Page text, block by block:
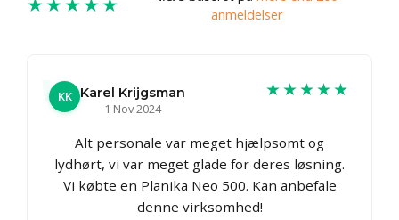
anmeldelser
KK Karel Krijgsman
1 Nov 2024
★★★★★
Alt personale var meget hjælpsomt og
lydhørt, vi var meget glade for deres løsning.
Vi købte en Planika Neo 500. Kan anbefale
denne virksomhed!